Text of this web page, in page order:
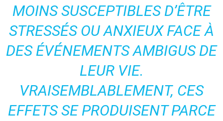
MOINS SUSCEPTIBLES D’ÊTRE
STRESSÉS OU ANXIEUX FACE À
DES ÉVÉNEMENTS AMBIGUS DE
LEUR VIE.
VRAISEMBLABLEMENT, CES
EFFETS SE PRODUISENT PARCE